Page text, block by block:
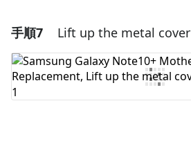
コメントを追加
コメントを追加
手順7 Lift up the metal cover